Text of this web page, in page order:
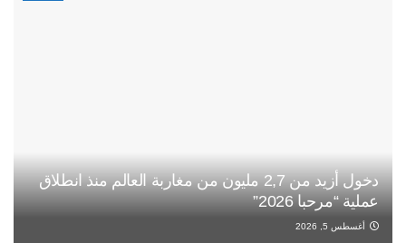
دخول أزيد من 2,7 مليون من مغاربة العالم منذ انطلاق
عملية “مرحبا 2026”
أغسطس 5, 2026